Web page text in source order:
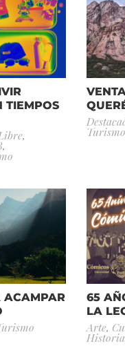
TIEMPOS
,
,
Turismo
ACAMPAR
65
LA
Arte,
Historia